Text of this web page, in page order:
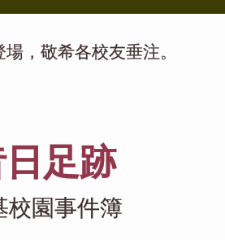
，敬希各校友垂注。
足跡
校園事件簿